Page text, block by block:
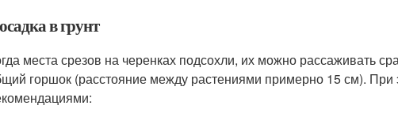
в грунт
места срезов на черенках подсохли, их можно рассаживать
горшок (расстояние между растениями примерно 15 см).